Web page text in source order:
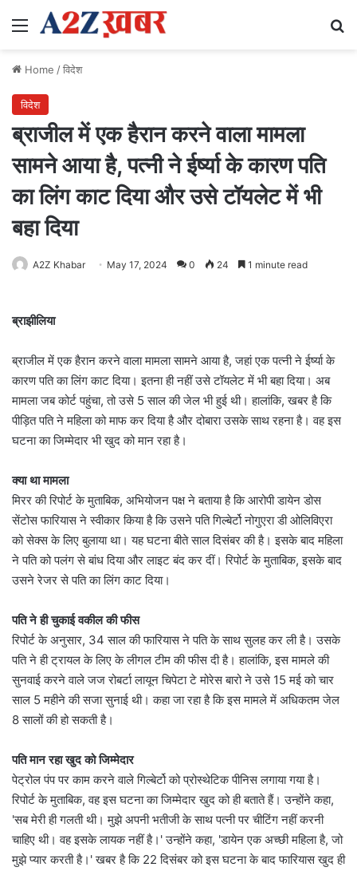
Menu
Home /विदेश
विदेश
ब्राजील में एक हैरान करने वाला मामला
सामने आया है, पत्नी ने ईर्ष्या के कारण पति
का लिंग काट दिया और उसे टॉयलेट में भी
बहा दिया
A2Z Khabar May 17, 2024 0 24 1 minute read
ब्राझीलिया
ब्राजील में एक हैरान करने वाला मामला सामने आया है, जहां एक पत्नी ने ईर्ष्या के
कारण पति का लिंग काट दिया। इतना ही नहीं उसे टॉयलेट में भी बहा दिया। अब
मामला जब कोर्ट पहुंचा, तो उसे 5 साल की जेल भी हुई थी। हालांकि, खबर है कि
पीड़ित पति ने महिला को माफ कर दिया है और दोबारा उसके साथ रहना है। वह इस
घटना का जिम्मेदार भी खुद को मान रहा है।
क्या था मामला
मिरर की रिपोर्ट के मुताबिक, अभियोजन पक्ष ने बताया है कि आरोपी डायेन डोस
सेंटोस फारियास ने स्वीकार किया है कि उसने पति गिल्बेर्टो नोगुएरा डी ओलिविएरा
को सेक्स के लिए बुलाया था। यह घटना बीते साल दिसंबर की है। इसके बाद महिला
ने पति को पलंग से बांध दिया और लाइट बंद कर दीं। रिपोर्ट के मुताबिक, इसके बाद
उसने रेजर से पति का लिंग काट दिया।
पति ने ही चुकाई वकील की फीस
रिपोर्ट के अनुसार, 34 साल की फारियास ने पति के साथ सुलह कर ली है। उसके
पति ने ही ट्रायल के लिए के लीगल टीम की फीस दी है। हालांकि, इस मामले की
सुनवाई करने वाले जज रोबर्टा लायून चिपेटा टे मोरेस बारो ने उसे 15 मई को चार
साल 5 महीने की सजा सुनाई थी। कहा जा रहा है कि इस मामले में अधिकतम जेल
8 सालों की हो सकती है।
पति मान रहा खुद को जिम्मेदार
पेट्रोल पंप पर काम करने वाले गिल्बेर्टो को प्रोस्थेटिक पीनिस लगाया गया है।
रिपोर्ट के मुताबिक, वह इस घटना का जिम्मेदार खुद को ही बताते हैं। उन्होंने कहा,
'सब मेरी ही गलती थी। मुझे अपनी भतीजी के साथ पत्नी पर चीटिंग नहीं करनी
चाहिए थी। वह इसके लायक नहीं है।' उन्होंने कहा, 'डायेन एक अच्छी महिला है, जो
मुझे प्यार करती है।' खबर है कि 22 दिसंबर को इस घटना के बाद फारियास खुद ही